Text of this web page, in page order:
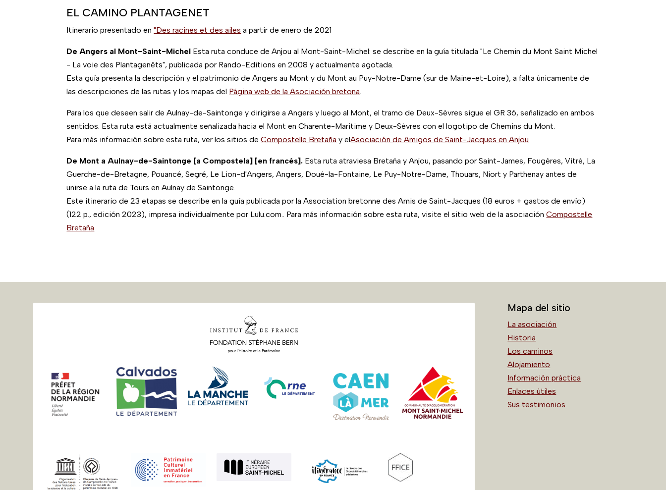
EL CAMINO PLANTAGENET
Itinerario presentado en "Des racines et des ailes a partir de enero de 2021
De Angers al Mont-Saint-Michel Esta ruta conduce de Anjou al Mont-Saint-Michel: se describe en la guía titulada "Le Chemin du Mont Saint Michel
- La voie des Plantagenêts", publicada por Rando-Editions en 2008 y actualmente agotada.
Esta guía presenta la descripción y el patrimonio de Angers au Mont y du Mont au Puy-Notre-Dame (sur de Maine-et-Loire), a falta únicamente de
las descripciones de las rutas y los mapas del Página web de la Asociación bretona
Para los que deseen salir de Aulnay-de-Saintonge y dirigirse a Angers y luego al Mont, el tramo de Deux-Sèvres sigue el GR 36, señalizado en ambos
sentidos. Esta ruta está actualmente señalizada hacia el Mont en Charente-Maritime y Deux-Sèvres con el logotipo de Chemins du Mont.
Para más información sobre esta ruta, ver los sitios deCompostelle Bretaña y elAsociación de Amigos de Saint-Jacques en Anjou
De Mont a Aulnay-de-Saintonge [a Compostela] [en francés]. Esta ruta atraviesa Bretaña y Anjou, pasando por Saint-James, Fougères, Vitré, La
Guerche-de-Bretagne, Pouancé, Segré, Le Lion-d'Angers, Angers, Doué-la-Fontaine, Le Puy-Notre-Dame, Thouars, Niort y Parthenay antes de
unirse a la ruta de Tours en Aulnay de Saintonge.
Este itinerario de 23 etapas se describe en la guía publicada por la Association bretonne des Amis de Saint-Jacques (18 euros + gastos de envío)
(122 p., edición 2023), impresa individualmente por Lulu.com.
Para más información sobre esta ruta, visite el sitio web de la asociaciónCompostelle
Bretaña
Mapa del sitio
La asociación
Historia
Los caminos
Alojamiento
Información práctica
Enlaces útiles
Sus testimonios